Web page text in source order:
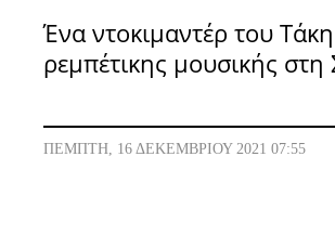
Ένα ντοκιμαντέρ του
ρεμπέτικης μουσικής στη
ΠΈΜΠΤΗ, 16 ΔΕΚΕΜΒΡΊΟΥ 2021 07:55